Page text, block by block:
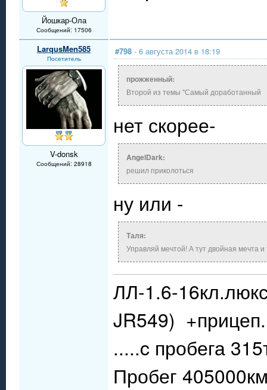
Йошкар-Ола
Сообщений: 17506
LarqusMen585
Посетитель
V-donsk
Сообщений: 28918
#798 - 6 августа 2014 в 18:19
прожженный:
Второй из темы "Самый доработанный
нет скорее-
AngelDark:
решил приколоться
ну или -
Таля:
Управляй мечтой! А тут двойная мечта и
ЛЛ-1.6-
JR549) +прицеп.
.....c пробега
Пробег